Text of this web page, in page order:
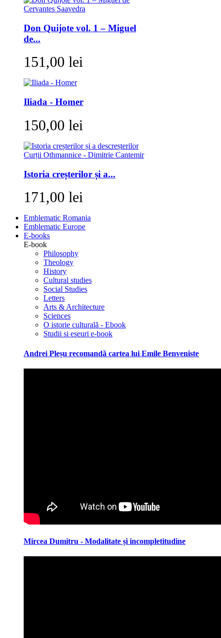
Don Quijote vol. 1 – Miguel
de...
151,00 lei
Iliada - Homer
150,00 lei
Istoria creșterilor și a...
171,00 lei
Emblematic Romania
Emblematic Europe
E-books
E-book
Philosophy
Theology
History
Cultural studies
Social Studies
Letters
Arts & Architecture
Sciences
O istorie culturală - Ebook
Studii si eseuri e-book
Andrei Pleșu recomandă cartea lui Emile Benveniste
Mircea Dumitru - Modalitate și incompletitudine